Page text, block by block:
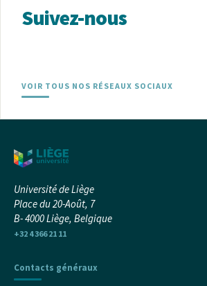
Suivez-nous
VOIR TOUS NOS RÉSEAUX SOCIAUX
Université de Liège
Place du 20-Août, 7
B- 4000 Liège, Belgique
+32 4 366 21 11
Contacts généraux